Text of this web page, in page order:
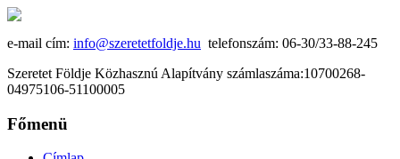
e-mail cím: info@szeretetfoldje.hu telefonszám: 06-30/33-88-245
Szeretet Földje Közhasznú Alapítvány számlaszáma:10700268-
04975106-51100005
Főmenü